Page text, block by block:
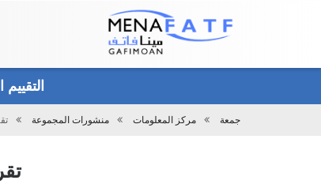
التقييم
تحميل
جمعة مركز المعلومات منشورات المجموعة